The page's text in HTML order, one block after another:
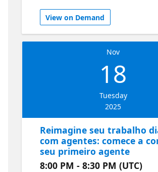
View on Demand
Nov
18
Tuesday
2025
Reimagine seu trabalho
com agentes: comece a
seu primeiro agente
8:00 PM - 8:30 PM (UTC)